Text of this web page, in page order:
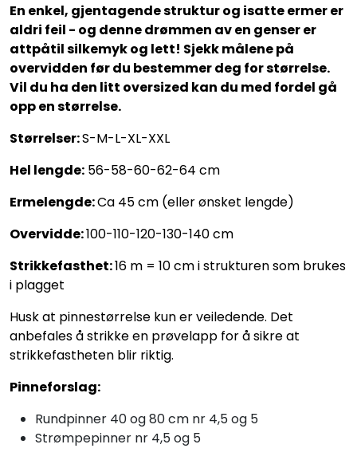
En enkel, gjentagende struktur og isatte ermer er
aldri feil - og denne drømmen av en genser er
attpåtil silkemyk og lett! Sjekk målene på
overvidden før du bestemmer deg for størrelse.
Vil du ha den litt oversized kan du med fordel gå
opp en størrelse.
Størrelser:S-M-L-XL-XXL
Hel lengde: 56-58-60-62-64 cm
Ermelengde:Ca 45 cm (eller ønsket lengde)
Overvidde:100-110-120-130-140 cm
Strikkefasthet:16 m = 10 cm i strukturen som brukes
i plagget
Husk at pinnestørrelse kun er veiledende. Det
anbefales å strikke en prøvelapp for å sikre at
strikkefastheten blir riktig.
Pinneforslag:
Rundpinner 40 og 80 cm nr 4,5 og 5
Strømpepinner nr 4,5 og 5